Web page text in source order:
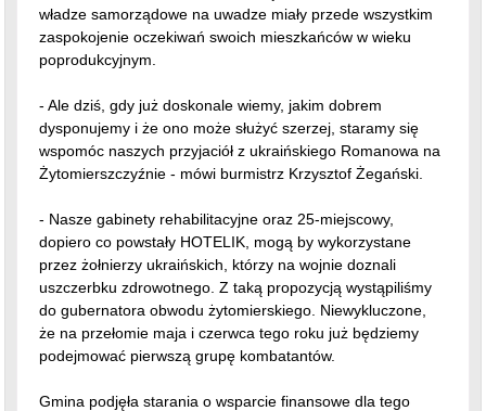
władze samorządowe na uwadze miały przede wszystkim
zaspokojenie oczekiwań swoich mieszkańców w wieku
poprodukcyjnym.
- Ale dziś, gdy już doskonale wiemy, jakim dobrem
dysponujemy i że ono może służyć szerzej, staramy się
wspomóc naszych przyjaciół z ukraińskiego Romanowa na
Żytomierszczyźnie - mówi burmistrz Krzysztof Żegański.
- Nasze gabinety rehabilitacyjne oraz 25-miejscowy,
dopiero co powstały HOTELIK, mogą by wykorzystane
przez żołnierzy ukraińskich, którzy na wojnie doznali
uszczerbku zdrowotnego. Z taką propozycją wystąpiliśmy
do gubernatora obwodu żytomierskiego. Niewykluczone,
że na przełomie maja i czerwca tego roku już będziemy
podejmować pierwszą grupę kombatantów.
Gmina podjęła starania o wsparcie finansowe dla tego